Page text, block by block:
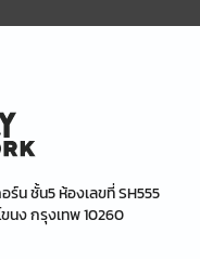
ร์น ชั้น5 ห้องเลขที่ SH555
นง กรุงเทพ 10260